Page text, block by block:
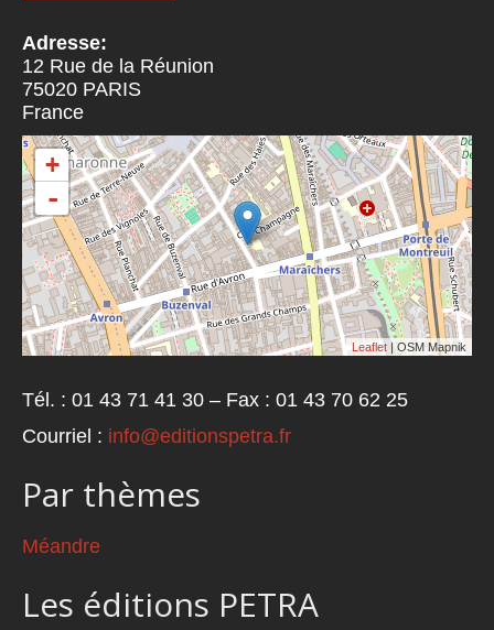
Adresse:
12 Rue de la Réunion
75020 PARIS
France
+
-
Leaflet | OSM Mapnik
Tél. : 01 43 71 41 30 – Fax : 01 43 70 62 25
Courriel : info@editionspetra.fr
Par thèmes
Méandre
Les éditions PETRA